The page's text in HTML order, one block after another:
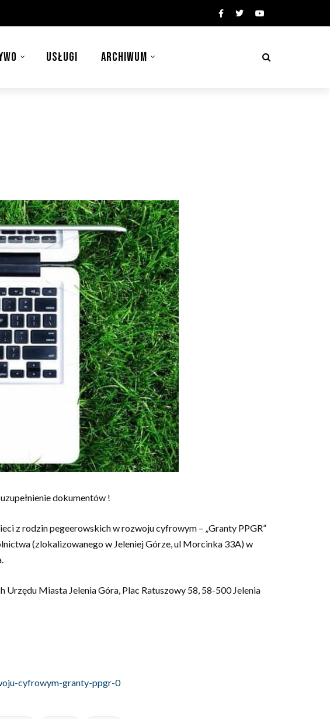
USŁUGI ARCHIWUM
dokumentów !
z rodzin pegeerowskich w rozwoju cyfrowym – „Granty PPGR”
(zlokalizowanego w Jeleniej Górze, ul Morcinka 33A) w
Miasta Jelenia Góra, Plac Ratuszowy 58, 58-500 Jelenia
cyfrowym-granty-ppgr-0